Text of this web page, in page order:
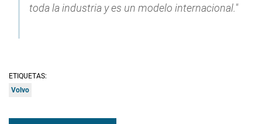
toda la industria y es un modelo internacional."
ETIQUETAS:
Volvo